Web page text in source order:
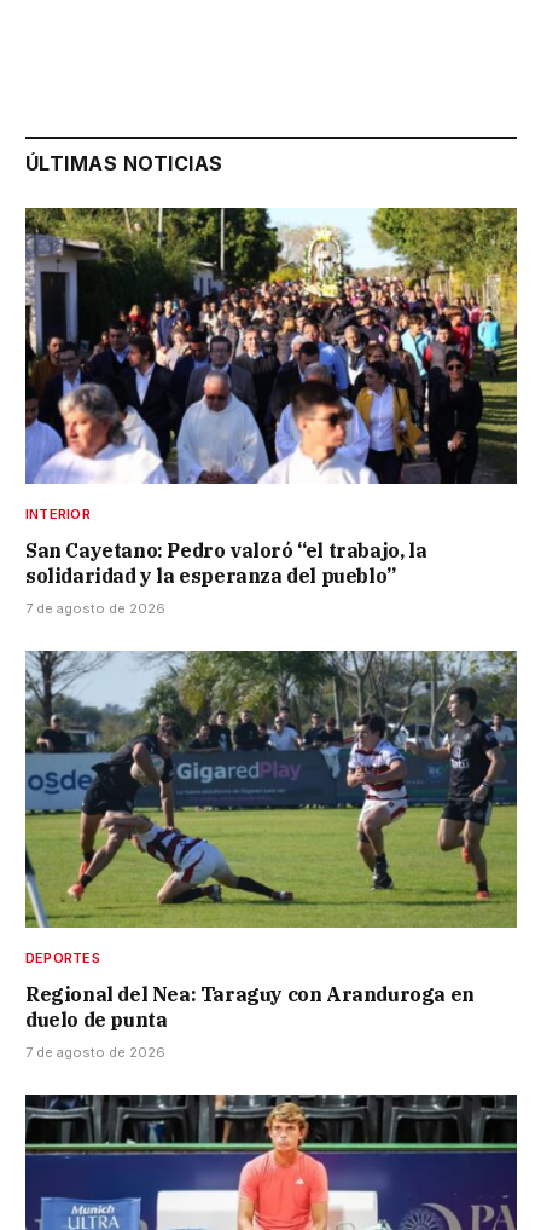
ÚLTIMAS NOTICIAS
INTERIOR
San Cayetano: Pedro valoró “el trabajo, la
solidaridad y la esperanza del pueblo”
7 de agosto de 2026
DEPORTES
Regional del Nea: Taraguy con Aranduroga en
duelo de punta
7 de agosto de 2026